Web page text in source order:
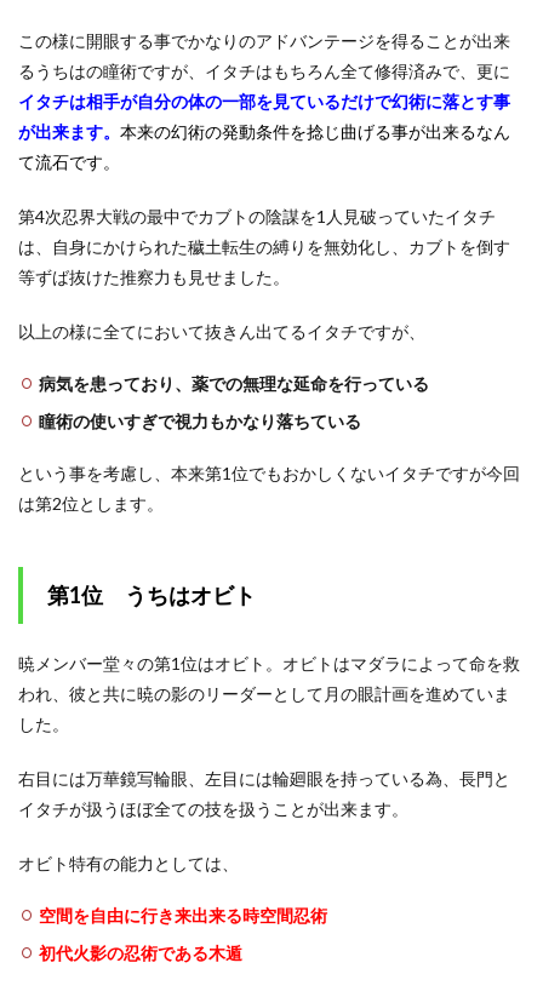
この様に開眼する事でかなりのアドバンテージを得ることが出来
るうちはの瞳術ですが、イタチはもちろん全て修得済みで、更に
イタチは相手が自分の体の一部を見ているだけで幻術に落とす事
が出来ます。 本来の幻術の発動条件を捻じ曲げる事が出来るなん
て流石です。
第4次忍界大戦の最中でカブトの陰謀を1人見破っていたイタチ
は、自身にかけられた穢土転生の縛りを無効化し、カブトを倒す
等ずば抜けた推察力も見せました。
以上の様に全てにおいて抜きん出てるイタチですが、
病気を患っており、薬での無理な延命を行っている
瞳術の使いすぎで視力もかなり落ちている
という事を考慮し、本来第1位でもおかしくないイタチですが今回
は第2位とします。
第1位 うちはオビト
暁メンバー堂々の第1位はオビト。オビトはマダラによって命を救
われ、彼と共に暁の影のリーダーとして月の眼計画を進めていま
した。
右目には万華鏡写輪眼、左目には輪廻眼を持っている為、長門と
イタチが扱うほぼ全ての技を扱うことが出来ます。
オビト特有の能力としては、
空間を自由に行き来出来る時空間忍術
初代火影の忍術である木遁